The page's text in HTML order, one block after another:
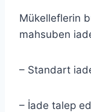
Mükelleflerin
mahsuben
– Standart
– İade talep